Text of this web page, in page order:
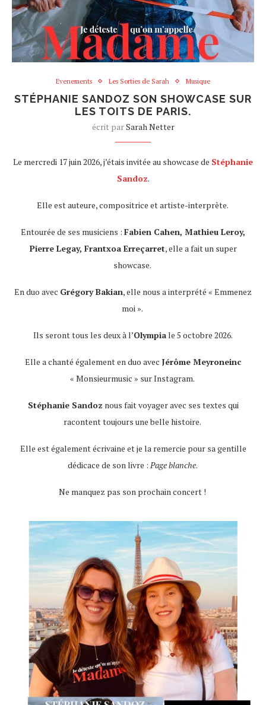
Evenements Les Sorties de Sarah Musique
STÉPHANIE SANDOZ SON SHOWCASE SUR
LES TOITS DE PARIS.
écrit parSarah Netter
Le mercredi 17 juin 2026, j’étais invitée au showcase de Stéphanie
Sandoz.
Elle est auteure, compositrice et artiste-interprète.
Entourée de ses musiciens : Fabien Cahen, Mathieu Leroy,
Pierre Legay, Frantxoa Erreçarret, elle a fait un super
showcase.
En duo avec Grégory Bakian, elle nous a interprété « Emmenez
moi ».
Ils seront tous les deux à l’Olympiale 5 octobre 2026.
Elle a chanté également en duo avec Jérôme Meyroneinc
« Monsieurmusic » sur Instagram.
Stéphanie Sandoz nous fait voyager avec ses textes qui
racontent toujours une belle histoire.
Elle est également écrivaine et je la remercie pour sa gentille
dédicace de son livre : Page blanche.
Ne manquez pas son prochain concert !